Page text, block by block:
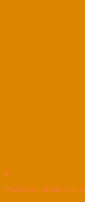
+
Phòng sơn nhanh Việt